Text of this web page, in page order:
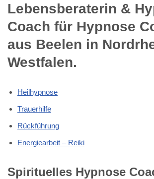
Lebensberaterin &
Coach für Hypnose
aus Beelen in
Westfalen.
Heilhypnose
Trauerhilfe
Rückführung
Energiearbeit – Reiki
Spirituelles Hypnose